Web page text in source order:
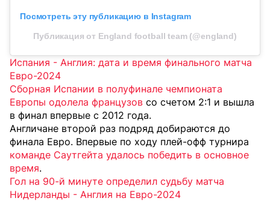
Посмотреть эту публикацию в Instagram
Публикация от England football team (@england)
Испания - Англия: дата и время финального матча
Евро-2024
Сборная Испании в полуфинале чемпионата
Европы одолела французов со счетом 2:1 и вышла
в финал впервые с 2012 года.
Англичане второй раз подряд добираются до
финала Евро. Впервые по ходу плей-офф турнира
команде Саутгейта удалось победить в основное
время.
Гол на 90-й минуте определил судьбу матча
Нидерланды - Англия на Евро-2024